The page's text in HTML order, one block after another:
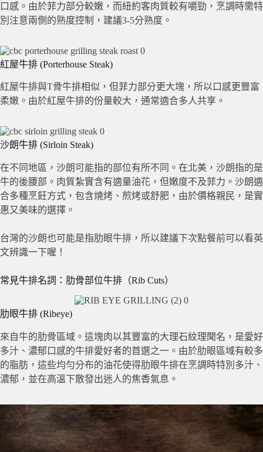
口感。由於菲力部分較嫩，而紐約客肉質較有嚼勁，烹調時需特
別注意兩側的熟度控制，建議3-5分熟度。
紅屋牛排 (Porterhouse Steak)
紅屋牛排與T骨牛排相似，但菲力部分更大塊，所以口感更豐富
柔嫩。由於紅屋牛排的份量較大，通常適合多人共享。
沙朗牛排 (Sirloin Steak)
在不同地區，沙朗可能指的部位有所不同。在北美，沙朗指的是
牛的後腰部。肉質紮實含有適量油花，但嫩度不及菲力。沙朗適
合多種烹飪方式，包含燒烤、煎烤或舒肥，由於價格親民，是實
惠又美味的選擇。
台灣的沙朗也可能是指肋眼牛排，所以建議下次點餐前可以看英
文辨識一下喔！
常見牛排名詞：肋骨部位牛排（Rib Cuts）
肋眼牛排 (Ribeye)
來自牛的肋骨區域。這塊肉以其豐富的大理石紋理聞名，是愛好
多汁、濃郁口感的牛排愛好者的首選之一。由於肋眼區域有較多
的脂肪，這些均勻分布的油花使得肋眼牛排在烹調時特別多汁、
濃郁，並在高溫下散發出迷人的焦香氣息。